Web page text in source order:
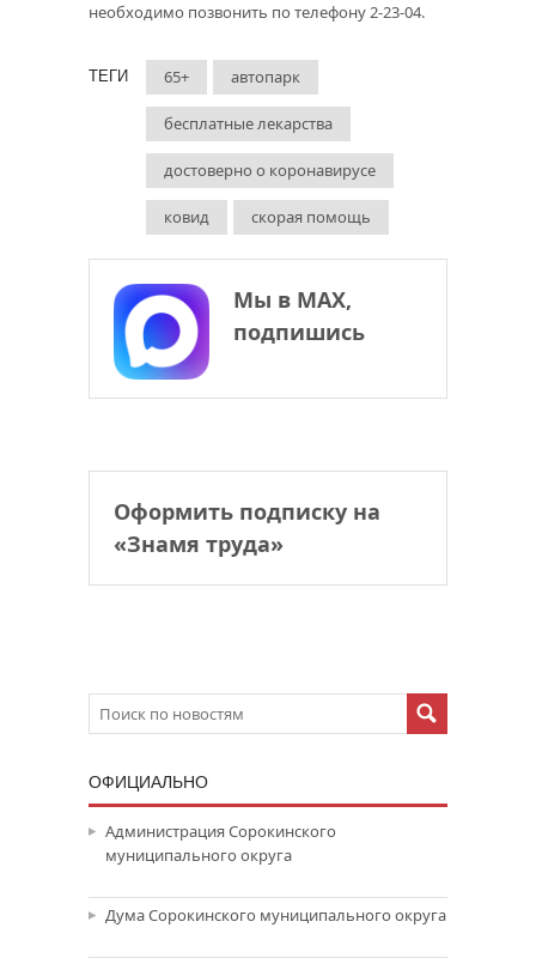
необходимо позвонить по телефону 2-23-04.
ТЕГИ 65+ автопарк
бесплатные лекарства
достоверно о коронавирусе
ковид скорая помощь
Мы в МАХ,
подпишись
Оформить подписку на
«Знамя труда»
ОФИЦИАЛЬНО
Администрация Сорокинского
муниципального округа
Дума Сорокинского муниципального округа